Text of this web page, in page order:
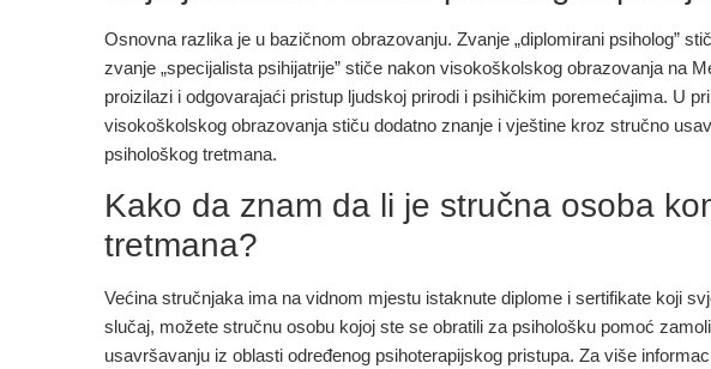
Osnovna razlika je u bazičnom obrazovanju. Zvanje „diplomirani psiholog”
zvanje „specijalista psihijatrije” stiče nakon visokoškolskog obrazovanja na
proizilazi i odgovarajaći pristup ljudskoj prirodi i psihičkim poremećajima. U
visokoškolskog obrazovanja stiču dodatno znanje i vještine kroz stručno
psihološkog tretmana.
Kako da znam da li je stručna osoba
tretmana?
Većina stručnjaka ima na vidnom mjestu istaknute diplome i sertifikate koji
slučaj, možete stručnu osobu kojoj ste se obratili za psihološku pomoć
usavršavanju iz oblasti određenog psihoterapijskog pristupa. Za više